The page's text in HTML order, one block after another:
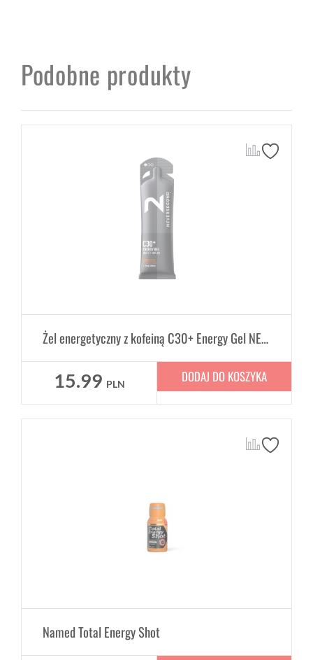
Podobne produkty
Żel energetyczny z kofeiną C30+ Energy Gel NEVERSECOND 60ML - epresso
15.99 PLN DODAJ DO KOSZYKA
Named Total Energy Shot